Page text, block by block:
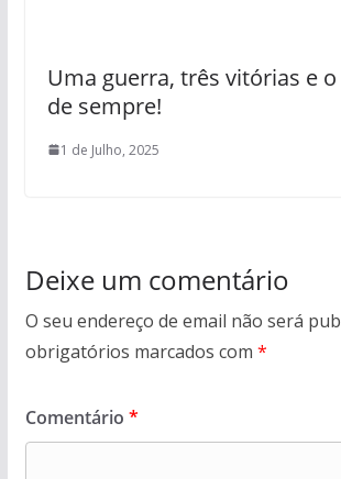
Uma guerra, três vitórias e
de sempre!
1 de Julho, 2025
Deixe um comentário
O seu endereço de email não será
obrigatórios marcados com *
Comentário *